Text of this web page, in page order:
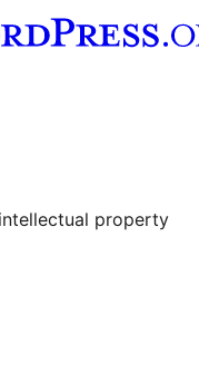
property